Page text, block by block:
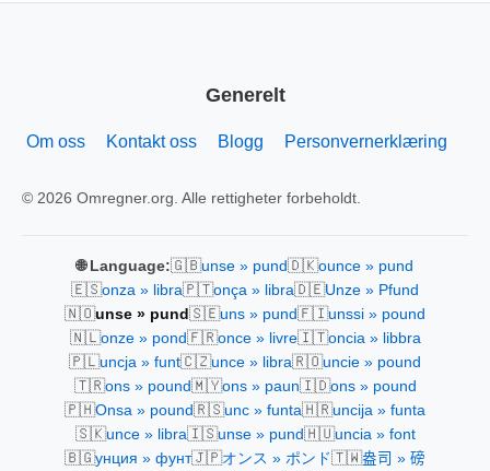
Generelt
Om oss Kontakt oss Blogg Personvernerklæring
© 2026 Omregner.org. Alle rettigheter forbeholdt.
🌐 Language:🇬🇧unse » pund🇩🇰ounce » pund
🇪🇸onza » libra🇵🇹onça » libra🇩🇪Unze » Pfund
🇳🇴unse » pund 🇸🇪uns » pund🇫🇮unssi » pound
🇳🇱onze » pond🇫🇷once » livre🇮🇹oncia » libbra
🇵🇱uncja » funt🇨🇿unce » libra🇷🇴uncie » pound
🇹🇷ons » pound🇲🇾ons » paun🇮🇩ons » pound
🇵🇭Onsa » pound🇷🇸unc » funta🇭🇷uncija » funta
🇸🇰unce » libra🇮🇸unse » pund🇭🇺uncia » font
🇧🇬унция » фунт🇯🇵オンス » ポンド🇹🇼盎司 » 磅